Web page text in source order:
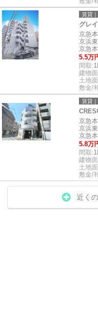
賃貸
グレ
京急
京浜
京急
5.5万
間取:
建物
土地
敷金/
賃貸
京急
京浜
京急
5.8万
間取:
建物
土地
敷金/
近く